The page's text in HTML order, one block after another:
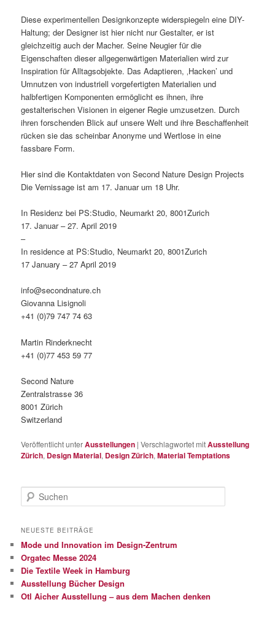
Diese experimentellen Designkonzepte widerspiegeln eine DIY-
Haltung; der Designer ist hier nicht nur Gestalter, er ist
gleichzeitig auch der Macher. Seine Neugier für die
Eigenschaften dieser allgegenwärtigen Materialien wird zur
Inspiration für Alltagsobjekte. Das Adaptieren, ‚Hacken’ und
Umnutzen von industriell vorgefertigten Materialien und
halbfertigen Komponenten ermöglicht es ihnen, ihre
gestalterischen Visionen in eigener Regie umzusetzen. Durch
ihren forschenden Blick auf unsere Welt und ihre Beschaffenheit
rücken sie das scheinbar Anonyme und Wertlose in eine
fassbare Form.
Hier sind die Kontaktdaten von Second Nature Design Projects
Die Vernissage ist am 17. Januar um 18 Uhr.
In Residenz bei PS:Studio, Neumarkt 20, 8001Zurich
17. Januar – 27. April 2019
–
In residence at PS:Studio, Neumarkt 20, 8001Zurich
17 January – 27 April 2019
info@secondnature.ch
Giovanna Lisignoli
+41 (0)79 747 74 63
Martin Rinderknecht
+41 (0)77 453 59 77
Second Nature
Zentralstrasse 36
8001 Zürich
Switzerland
Veröffentlicht unterAusstellungen |Verschlagwortet mitAusstellung
Zürich, Design Material, Design Zürich,Material Temptations
u
h
n
NEUESTE BEITRÄGE
Mode und Innovation im Design-Zentrum
Orgatec Messe 2024
Die Textile Week in Hamburg
Ausstellung Bücher Design
Otl Aicher Ausstellung – aus dem Machen denken